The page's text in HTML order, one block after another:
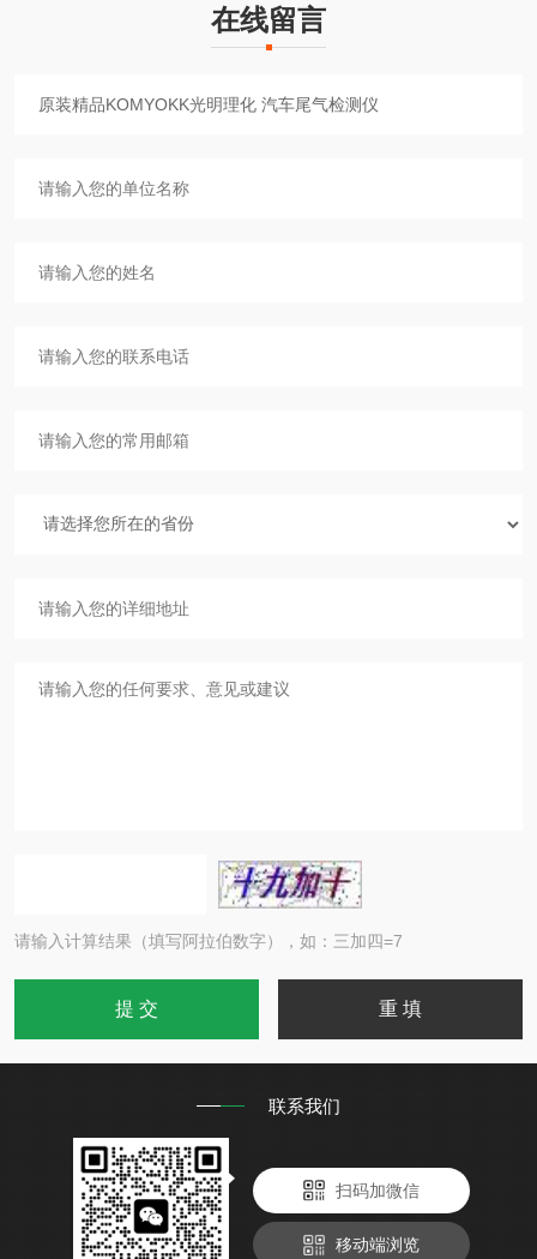
在线留言
请输入计算结果（填写阿拉伯数字），如：三加四=7
联系我们
扫码加微信
移动端浏览